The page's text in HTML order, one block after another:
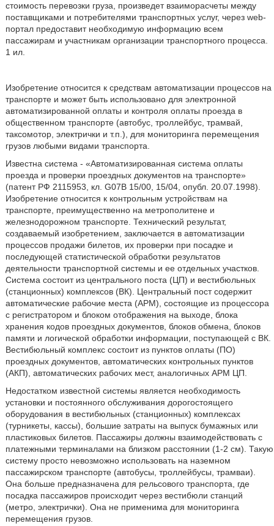
стоимость перевозки груза, произведет взаиморасчеты между
поставщиками и потребителями транспортных услуг, через web-
портал предоставит необходимую информацию всем
пассажирам и участникам организации транспортного процесса.
1 ил.
Изобретение относится к средствам автоматизации процессов на
транспорте и может быть использовано для электронной
автоматизированной оплаты и контроля оплаты проезда в
общественном транспорте (автобус, троллейбус, трамвай,
таксомотор, электрички и т.п.), для мониторинга перемещения
грузов любыми видами транспорта.
Известна система - «Автоматизированная система оплаты
проезда и проверки проездных документов на транспорте»
(патент РФ 2115953, кл. G07B 15/00, 15/04, опубл. 20.07.1998).
Изобретение относится к контрольным устройствам на
транспорте, преимущественно на метрополитене и
железнодорожном транспорте. Технический результат,
создаваемый изобретением, заключается в автоматизации
процессов продажи билетов, их проверки при посадке и
последующей статистической обработки результатов
деятельности транспортной системы и ее отдельных участков.
Система состоит из центрального поста (ЦП) и вестибюльных
(станционных) комплексов (ВК). Центральный пост содержит
автоматические рабочие места (АРМ), состоящие из процессора
с регистратором и блоком отображения на выходе, блока
хранения кодов проездных документов, блоков обмена, блоков
памяти и логической обработки информации, поступающей с ВК.
Вестибюльный комплекс состоит из пунктов оплаты (ПО)
проездных документов, автоматических контрольных пунктов
(АКП), автоматических рабочих мест, аналогичных АРМ ЦП.
Недостатком известной системы является необходимость
установки и постоянного обслуживания дорогостоящего
оборудования в вестибюльных (станционных) комплексах
(турникеты, кассы), большие затраты на выпуск бумажных или
пластиковых билетов. Пассажиры должны взаимодействовать с
платежными терминалами на близком расстоянии (1-2 см). Такую
систему просто невозможно использовать на наземном
пассажирском транспорте (автобусы, троллейбусы, трамваи).
Она больше предназначена для рельсового транспорта, где
посадка пассажиров происходит через вестибюли станций
(метро, электрички). Она не применима для мониторинга
перемещения грузов.